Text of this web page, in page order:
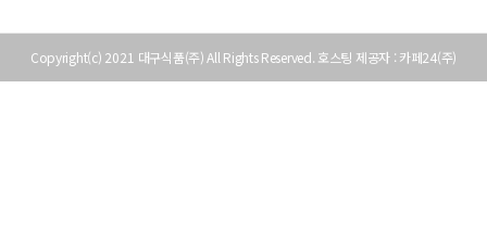
Copyright(c) 2021 대구식품(주) All Rights Reserved. 호스팅 제공자 : 카페24(주)